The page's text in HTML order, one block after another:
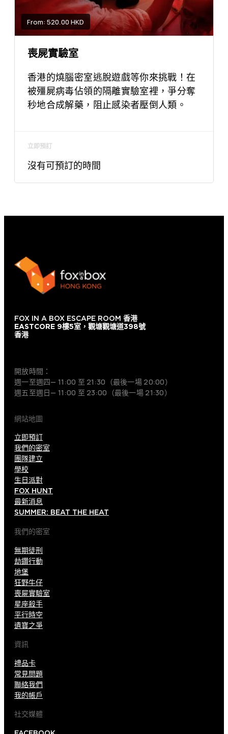
From: 520.00 HKD
喪屍實驗室
香港的燒腦密室逃脫遊戲等你來挑戰！在
被殭屍病毒佔領的隔離實驗室裡，爭分奪
秒地合成解藥，阻止感染者壓倒人類。
立即預訂
沒有可預訂的時間
FOX IN A BOX ESCAPE ROOM 香港
EASTCORE 9樓5室，觀塘觀塘道398號
香港
開放時間：
週一至週四— 11:00 至 21:30（最後一場 20:00）
週五至週日— 11:00 至 23:00（最後一場 21:30）
網站地圖
立即預訂
我們的密室
團隊建立
學校
生日派對
FOX HUNT
最新消息
SUMMER: BEAT THE HEAT
我們的密室
無期徒刑
劫鑽行動
地堡
狂野牛仔
喪屍實驗室
星座殺手
平行時空
遺寶之爭
資訊
禮品卡
常見問題
聯絡我們
我的帳戶
社交媒體